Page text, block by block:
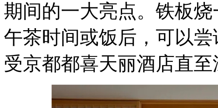
期间的一大亮点。铁板
午茶时间或饭后，可以
受京都都喜天丽酒店直